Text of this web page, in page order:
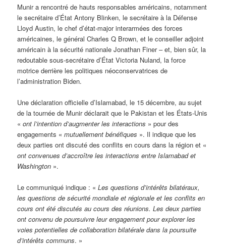
Munir a rencontré de hauts responsables américains, notamment
le secrétaire d’État Antony Blinken, le secrétaire à la Défense
Lloyd Austin, le chef d’état-major interarmées des forces
américaines, le général Charles Q Brown, et le conseiller adjoint
américain à la sécurité nationale Jonathan Finer – et, bien sûr, la
redoutable sous-secrétaire d’État Victoria Nuland, la force
motrice derrière les politiques néoconservatrices de
l’administration Biden.
Une déclaration officielle d’Islamabad, le 15 décembre, au sujet
de la tournée de Munir déclarait que le Pakistan et les États-Unis
«ont l’intention d’augmenter les interactions » pour des
engagements «mutuellement bénéfiques ». Il indique que les
deux parties ont discuté des conflits en cours dans la région et «
ont convenues d’accroître les interactions entre Islamabad et
Washington ».
Le communiqué indique : «Les questions d’intérêts bilatéraux,
les questions de sécurité mondiale et régionale et les conflits en
cours ont été discutés au cours des réunions. Les deux parties
ont convenu de poursuivre leur engagement pour explorer les
voies potentielles de collaboration bilatérale dans la poursuite
d’intérêts communs. »